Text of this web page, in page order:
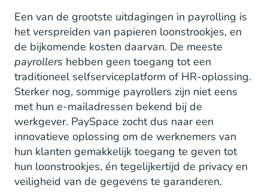
Een van de grootste uitdagingen in payrolling is
het verspreiden van papieren loonstrookjes, en
de bijkomende kosten daarvan. De meeste
payrollers hebben geen toegang tot een
traditioneel selfserviceplatform of HR-oplossing.
Sterker nog, sommige payrollers zijn niet eens
met hun e-mailadressen bekend bij de
werkgever. PaySpace zocht dus naar een
innovatieve oplossing om de werknemers van
hun klanten gemakkelijk toegang te geven tot
hun loonstrookjes, én tegelijkertijd de privacy en
veiligheid van de gegevens te garanderen.